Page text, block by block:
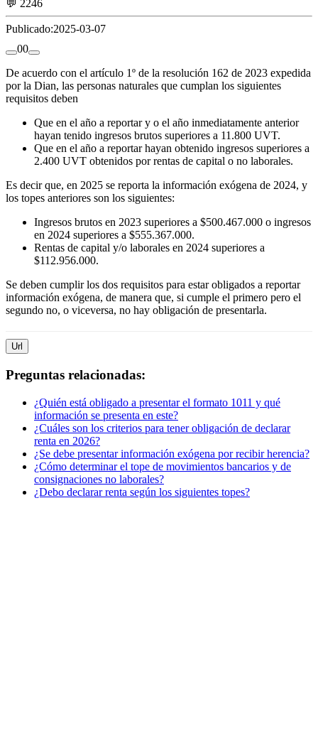
💬 2246
Publicado:2025-03-07
00
De acuerdo con el artículo 1º de la resolución 162 de 2023 expedida
por la Dian, las personas naturales que cumplan los siguientes
requisitos deben
Que en el año a reportar y o el año inmediatamente anterior
hayan tenido ingresos brutos superiores a 11.800 UVT.
Que en el año a reportar hayan obtenido ingresos superiores a
2.400 UVT obtenidos por rentas de capital o no laborales.
Es decir que, en 2025 se reporta la información exógena de 2024, y
los topes anteriores son los siguientes:
Ingresos brutos en 2023 superiores a $500.467.000 o ingresos
en 2024 superiores a $555.367.000.
Rentas de capital y/o laborales en 2024 superiores a
$112.956.000.
Se deben cumplir los dos requisitos para estar obligados a reportar
información exógena, de manera que, si cumple el primero pero el
segundo no, o viceversa, no hay obligación de presentarla.
Url
Preguntas relacionadas:
¿Quién está obligado a presentar el formato 1011 y qué
información se presenta en este?
¿Cuáles son los criterios para tener obligación de declarar
renta en 2026?
¿Se debe presentar información exógena por recibir herencia?
¿Cómo determinar el tope de movimientos bancarios y de
consignaciones no laborales?
¿Debo declarar renta según los siguientes topes?